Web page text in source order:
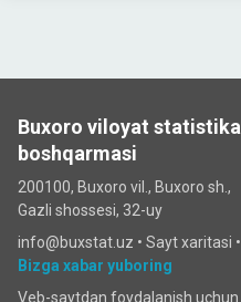
Buxoro viloyat statistika
boshqarmasi
200100, Buxoro vil., Buxoro sh.,
Gazli shossesi, 32-uy
info@buxstat.uz • Sayt xaritasi •
Bizga xabar yuboring
Veb-saytdan foydalanish uchun